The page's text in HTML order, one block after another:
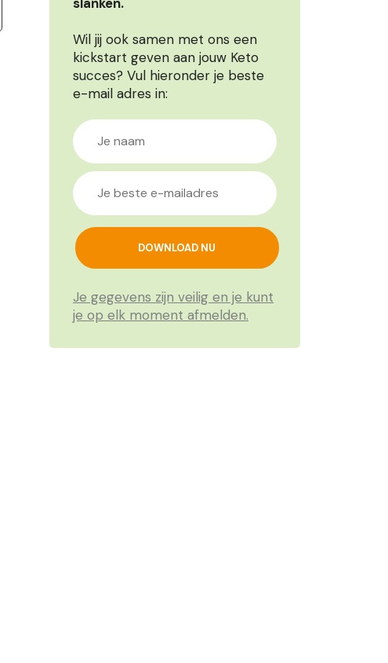
Wil jij ook samen met ons een
kickstart geven aan jouw Keto
succes? Vul hieronder je beste
e-mail adres in:
Je gegevens zijn veilig en je kunt
je op elk moment afmelden.